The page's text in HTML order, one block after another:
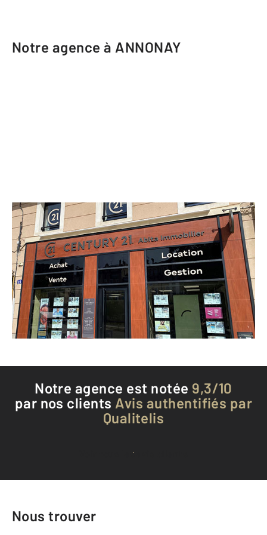
Notre agence à ANNONAY
CENTURY 21 Abita Immobilier
21 Place des Cordeliers
ANNONAY - 07100
Envoyer un message
Téléphoner à l'agence
Notre agence est notée 9,3/10
par nos clients Avis authentifiés par
Qualitelis
Voir tous les avis clients
Nous trouver